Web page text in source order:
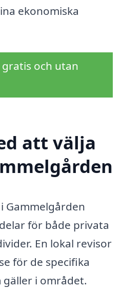
ekonomiska
och utan
att välja
Gammelgården
för både privata
En lokal revisor
för de specifika
gäller i området.